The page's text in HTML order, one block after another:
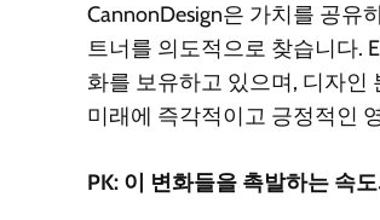
CannonDesign은 가치를 공유
트너를 의도적으로 찾습니다.
화를 보유하고 있으며, 디자인
미래에 즉각적이고 긍정적인
PK: 이 변화들을 촉발하는 속